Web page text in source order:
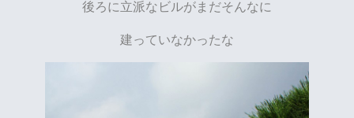
後ろに立派なビルがまだそんなに
建っていなかったな